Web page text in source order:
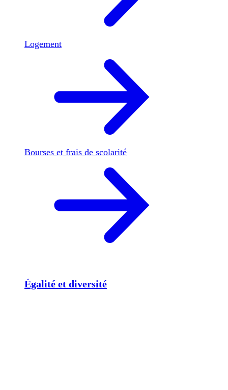
Logement
Bourses et frais de scolarité
Égalité et diversité